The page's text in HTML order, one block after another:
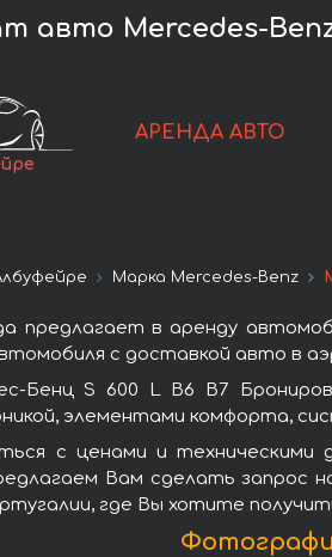
авто Mercedes-Benz
АРЕНДА АВТО
Марка Mercedes-Benz
предлагает в аренду
с доставкой авто в
Бенц S 600 L B6 B7
элементами комфорта,
с ценами и
Вам сделать запрос
где Вы хотите